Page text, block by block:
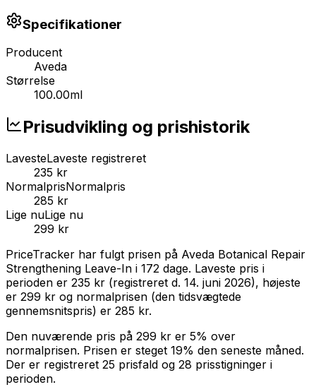
Specifikationer
Producent
Aveda
Størrelse
100.00ml
Prisudvikling og prishistorik
LavesteLaveste registreret
235 kr
NormalprisNormalpris
285 kr
Lige nuLige nu
299 kr
PriceTracker har fulgt prisen på Aveda Botanical Repair
Strengthening Leave-In i 172 dage. Laveste pris i
perioden er 235 kr (registreret d. 14. juni 2026), højeste
er 299 kr og normalprisen (den tidsvægtede
gennemsnitspris) er 285 kr.
Den nuværende pris på 299 kr er 5% over
normalprisen. Prisen er steget 19% den seneste måned.
Der er registreret 25 prisfald og 28 prisstigninger i
perioden.